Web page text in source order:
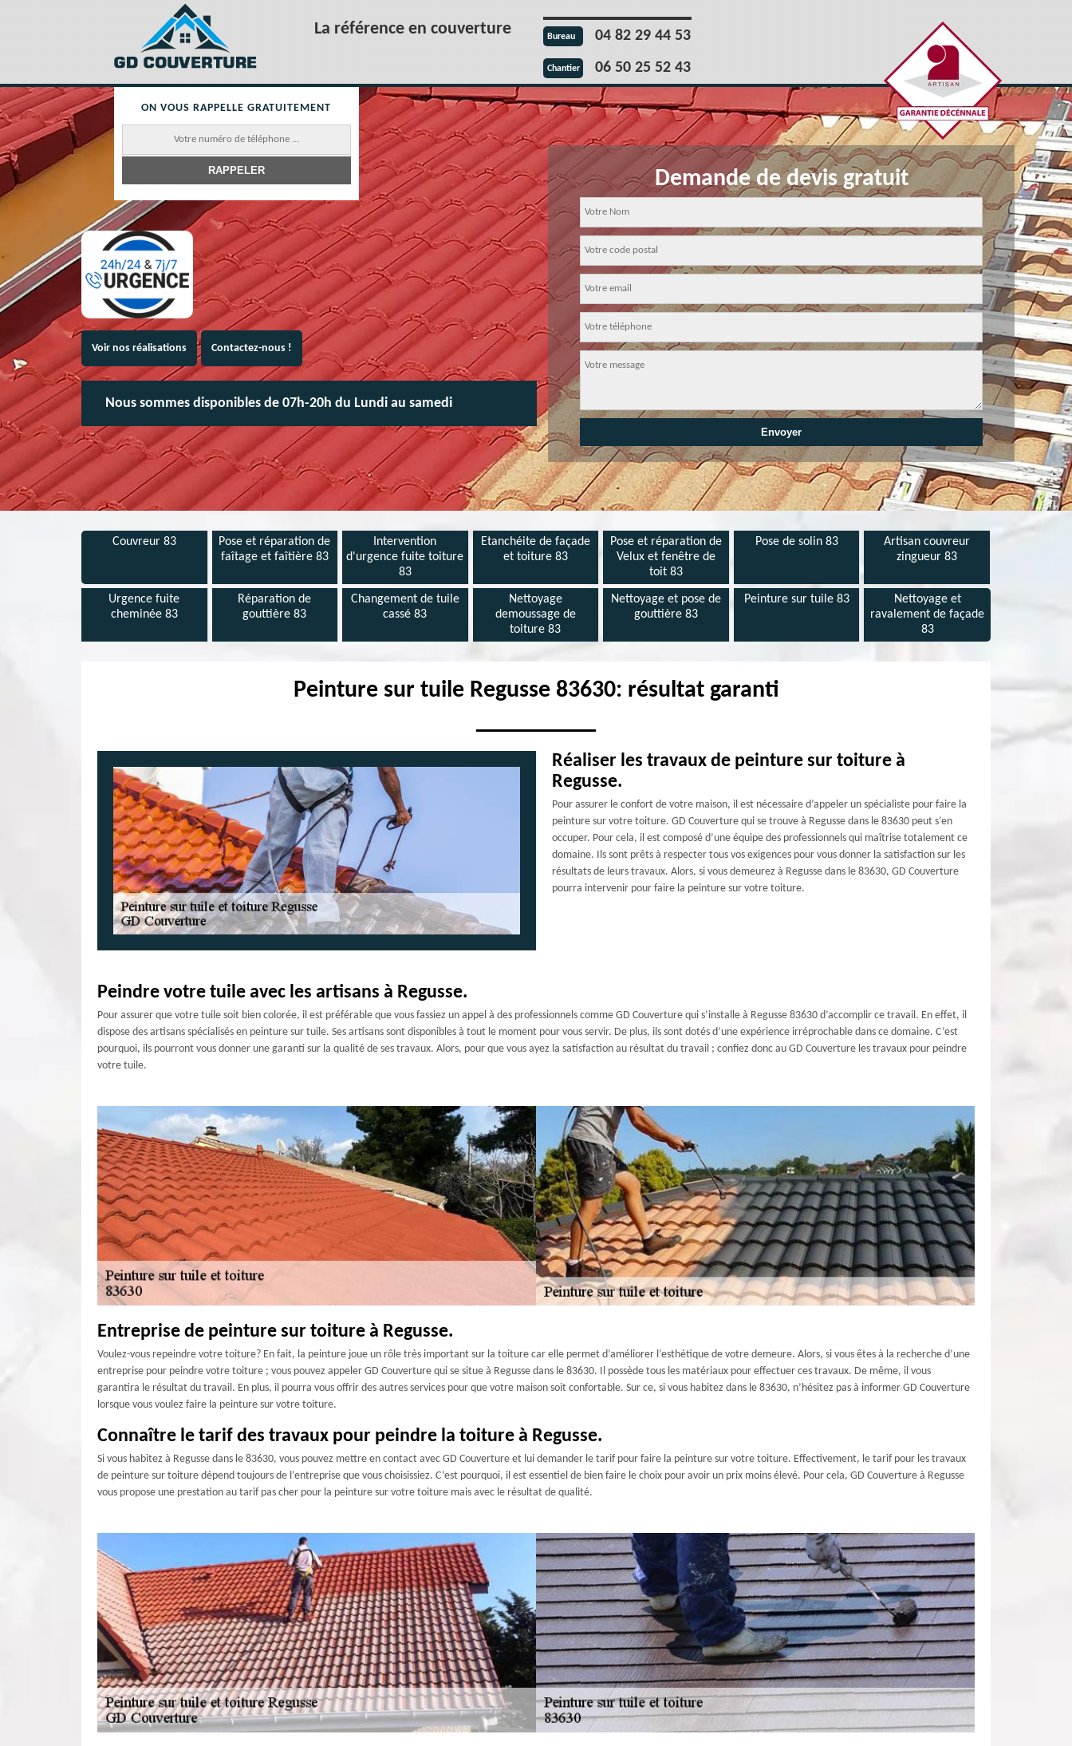
La référence en couverture Bureau 04 82 29 44 53
Chantier 06 50 25 52 43
Voir nos réalisations Contactez-nous !
Nous sommes disponibles de 07h-20h du Lundi au samedi
Demande de devis gratuit
ON VOUS RAPPELLE GRATUITEMENT
Couvreur 83
Pose et réparation de
faîtage et faîtière 83
Intervention
d'urgence fuite toiture
83
Etanchéite de façade
et toiture 83
Pose et réparation de
Velux et fenêtre de
toit 83
Pose de solin 83
Artisan couvreur
zingueur 83
Urgence fuite
cheminée 83
Réparation de
gouttière 83
Changement de tuile
cassé 83
Nettoyage
demoussage de
toiture 83
Nettoyage et pose de
gouttière 83
Peinture sur tuile 83
Nettoyage et
ravalement de façade
83
Peinture sur tuile Regusse 83630: résultat garanti
Réaliser les travaux de peinture sur toiture à
Regusse.
Pour assurer le confort de votre maison, il est nécessaire d’appeler un spécialiste pour faire la
peinture sur votre toiture. GD Couverture qui se trouve à Regusse dans le 83630 peut s’en
occuper. Pour cela, il est composé d’une équipe des professionnels qui maîtrise totalement ce
domaine. Ils sont prêts à respecter tous vos exigences pour vous donner la satisfaction sur les
résultats de leurs travaux. Alors, si vous demeurez à Regusse dans le 83630, GD Couverture
pourra intervenir pour faire la peinture sur votre toiture.
Peindre votre tuile avec les artisans à Regusse.
Pour assurer que votre tuile soit bien colorée, il est préférable que vous fassiez un appel à des professionnels comme GD Couverture qui s’installe à Regusse 83630 d’accomplir ce travail. En effet, il
dispose des artisans spécialisés en peinture sur tuile. Ses artisans sont disponibles à tout le moment pour vous servir. De plus, ils sont dotés d’une expérience irréprochable dans ce domaine. C’est
pourquoi, ils pourront vous donner une garanti sur la qualité de ses travaux. Alors, pour que vous ayez la satisfaction au résultat du travail ; confiez donc au GD Couverture les travaux pour peindre
votre tuile.
Entreprise de peinture sur toiture à Regusse.
Voulez-vous repeindre votre toiture? En fait, la peinture joue un rôle très important sur la toiture car elle permet d’améliorer l’esthétique de votre demeure. Alors, si vous êtes à la recherche d’une
entreprise pour peindre votre toiture ; vous pouvez appeler GD Couverture qui se situe à Regusse dans le 83630. Il possède tous les matériaux pour effectuer ces travaux. De même, il vous
garantira le résultat du travail. En plus, il pourra vous offrir des autres services pour que votre maison soit confortable. Sur ce, si vous habitez dans le 83630, n’hésitez pas à informer GD Couverture
lorsque vous voulez faire la peinture sur votre toiture.
Connaître le tarif des travaux pour peindre la toiture à Regusse.
Si vous habitez à Regusse dans le 83630, vous pouvez mettre en contact avec GD Couverture et lui demander le tarif pour faire la peinture sur votre toiture. Effectivement, le tarif pour les travaux
de peinture sur toiture dépend toujours de l’entreprise que vous choisissiez. C’est pourquoi, il est essentiel de bien faire le choix pour avoir un prix moins élevé. Pour cela, GD Couverture à Regusse
vous propose une prestation au tarif pas cher pour la peinture sur votre toiture mais avec le résultat de qualité.